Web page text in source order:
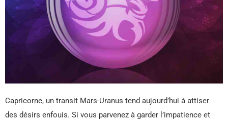
Capricorne, un transit Mars-Uranus tend aujourd’hui à attiser
des désirs enfouis. Si vous parvenez à garder l’impatience et